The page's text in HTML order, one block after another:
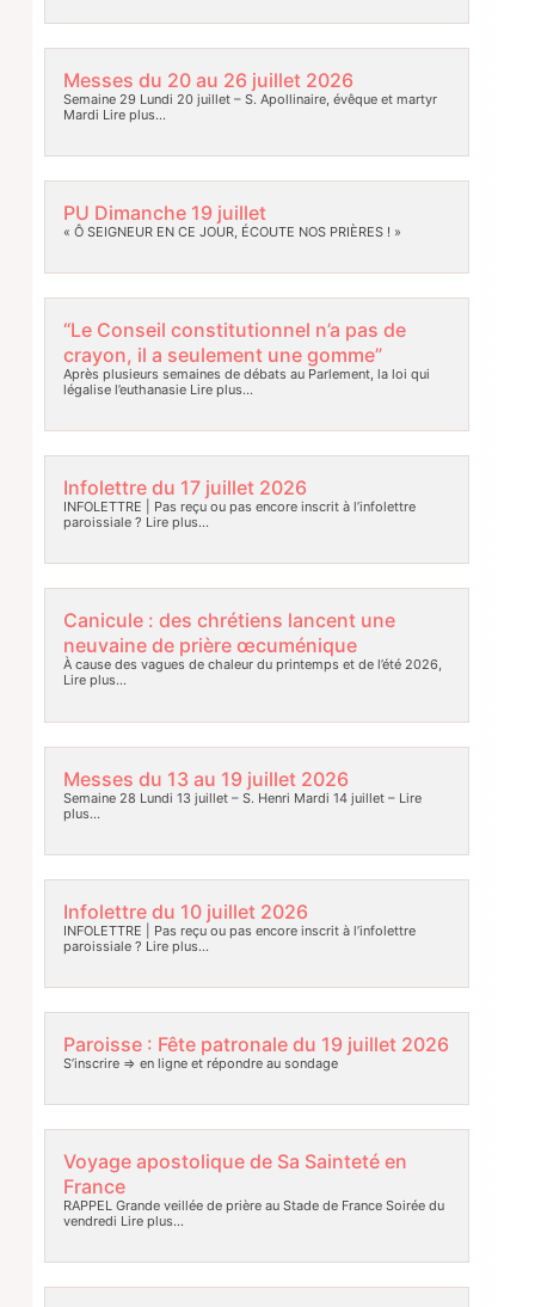
Messes du 20 au 26 juillet 2026
Semaine 29 Lundi 20 juillet – S. Apollinaire, évêque et martyr
Mardi Lire plus…
PU Dimanche 19 juillet
« Ô SEIGNEUR EN CE JOUR, ÉCOUTE NOS PRIÈRES ! »
“Le Conseil constitutionnel n’a pas de
crayon, il a seulement une gomme”
Après plusieurs semaines de débats au Parlement, la loi qui
légalise l’euthanasieLire plus…
Infolettre du 17 juillet 2026
INFOLETTRE | Pas reçu ou pas encore inscrit à l’infolettre
paroissiale ? Lire plus…
Canicule : des chrétiens lancent une
neuvaine de prière œcuménique
À cause des vagues de chaleur du printemps et de l’été 2026,
Lire plus…
Messes du 13 au 19 juillet 2026
Semaine 28 Lundi 13 juillet – S. Henri Mardi 14 juillet –Lire
plus…
Infolettre du 10 juillet 2026
INFOLETTRE | Pas reçu ou pas encore inscrit à l’infolettre
paroissiale ? Lire plus…
Paroisse : Fête patronale du 19 juillet 2026
S’inscrire => en ligne et répondre au sondage
Voyage apostolique de Sa Sainteté en
France
RAPPEL Grande veillée de prière au Stade de France Soirée du
vendredi Lire plus…